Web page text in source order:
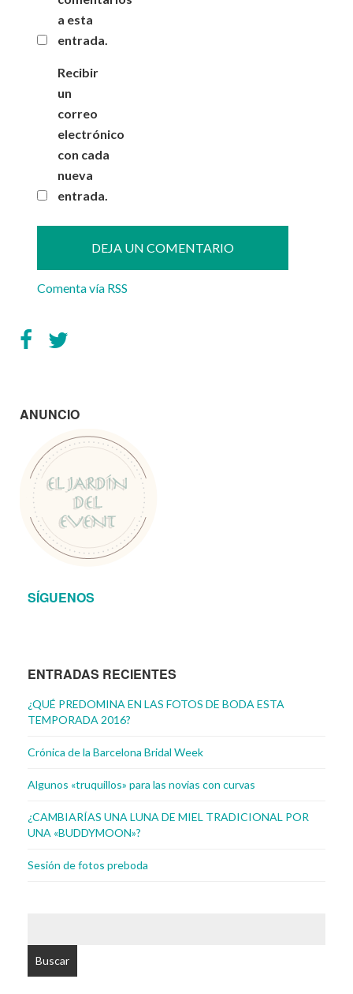
a esta
entrada.
Recibir
un
correo
electrónico
con cada
nueva
entrada.
Comenta vía RSS
ANUNCIO
SÍGUENOS
ENTRADAS RECIENTES
¿QUÉ PREDOMINA EN LAS FOTOS DE BODA ESTA
TEMPORADA 2016?
Crónica de la Barcelona Bridal Week
Algunos «truquillos» para las novias con curvas
¿CAMBIARÍAS UNA LUNA DE MIEL TRADICIONAL POR
UNA «BUDDYMOON»?
Sesión de fotos preboda